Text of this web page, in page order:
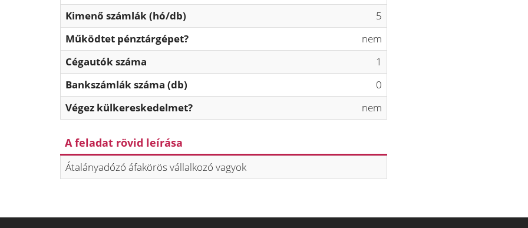
Kimenő számlák (hó/db)
5
Működtet pénztárgépet?
nem
Cégautók száma
1
Bankszámlák száma (db)
0
Végez külkereskedelmet?
nem
A feladat rövid leírása
Átalányadózó áfakörös vállalkozó vagyok